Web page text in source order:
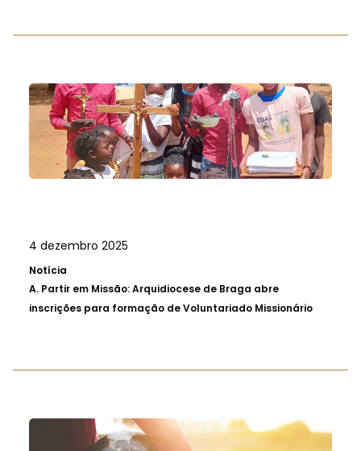
4 dezembro 2025
Notícia
A. Partir em Missão: Arquidiocese de Braga abre
inscrições para formação de Voluntariado Missionário